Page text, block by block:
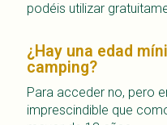
podéis utilizar
¿Hay una edad
camping?
Para acceder no, pero
imprescindible que